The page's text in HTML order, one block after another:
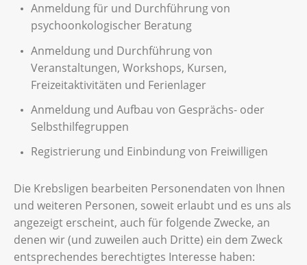
Anmeldung für und Durchführung von
psychoonkologischer Beratung
Anmeldung und Durchführung von
Veranstaltungen, Workshops, Kursen,
Freizeitaktivitäten und Ferienlager
Anmeldung und Aufbau von Gesprächs- oder
Selbsthilfegruppen
Registrierung und Einbindung von Freiwilligen
Die Krebsligen bearbeiten Personendaten von Ihnen
und weiteren Personen, soweit erlaubt und es uns als
angezeigt erscheint, auch für folgende Zwecke, an
denen wir (und zuweilen auch Dritte) ein dem Zweck
entsprechendes berechtigtes Interesse haben: